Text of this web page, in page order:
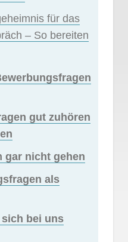
für das
– So bereiten
gut zuhören
gar nicht gehen
als
sich bei uns